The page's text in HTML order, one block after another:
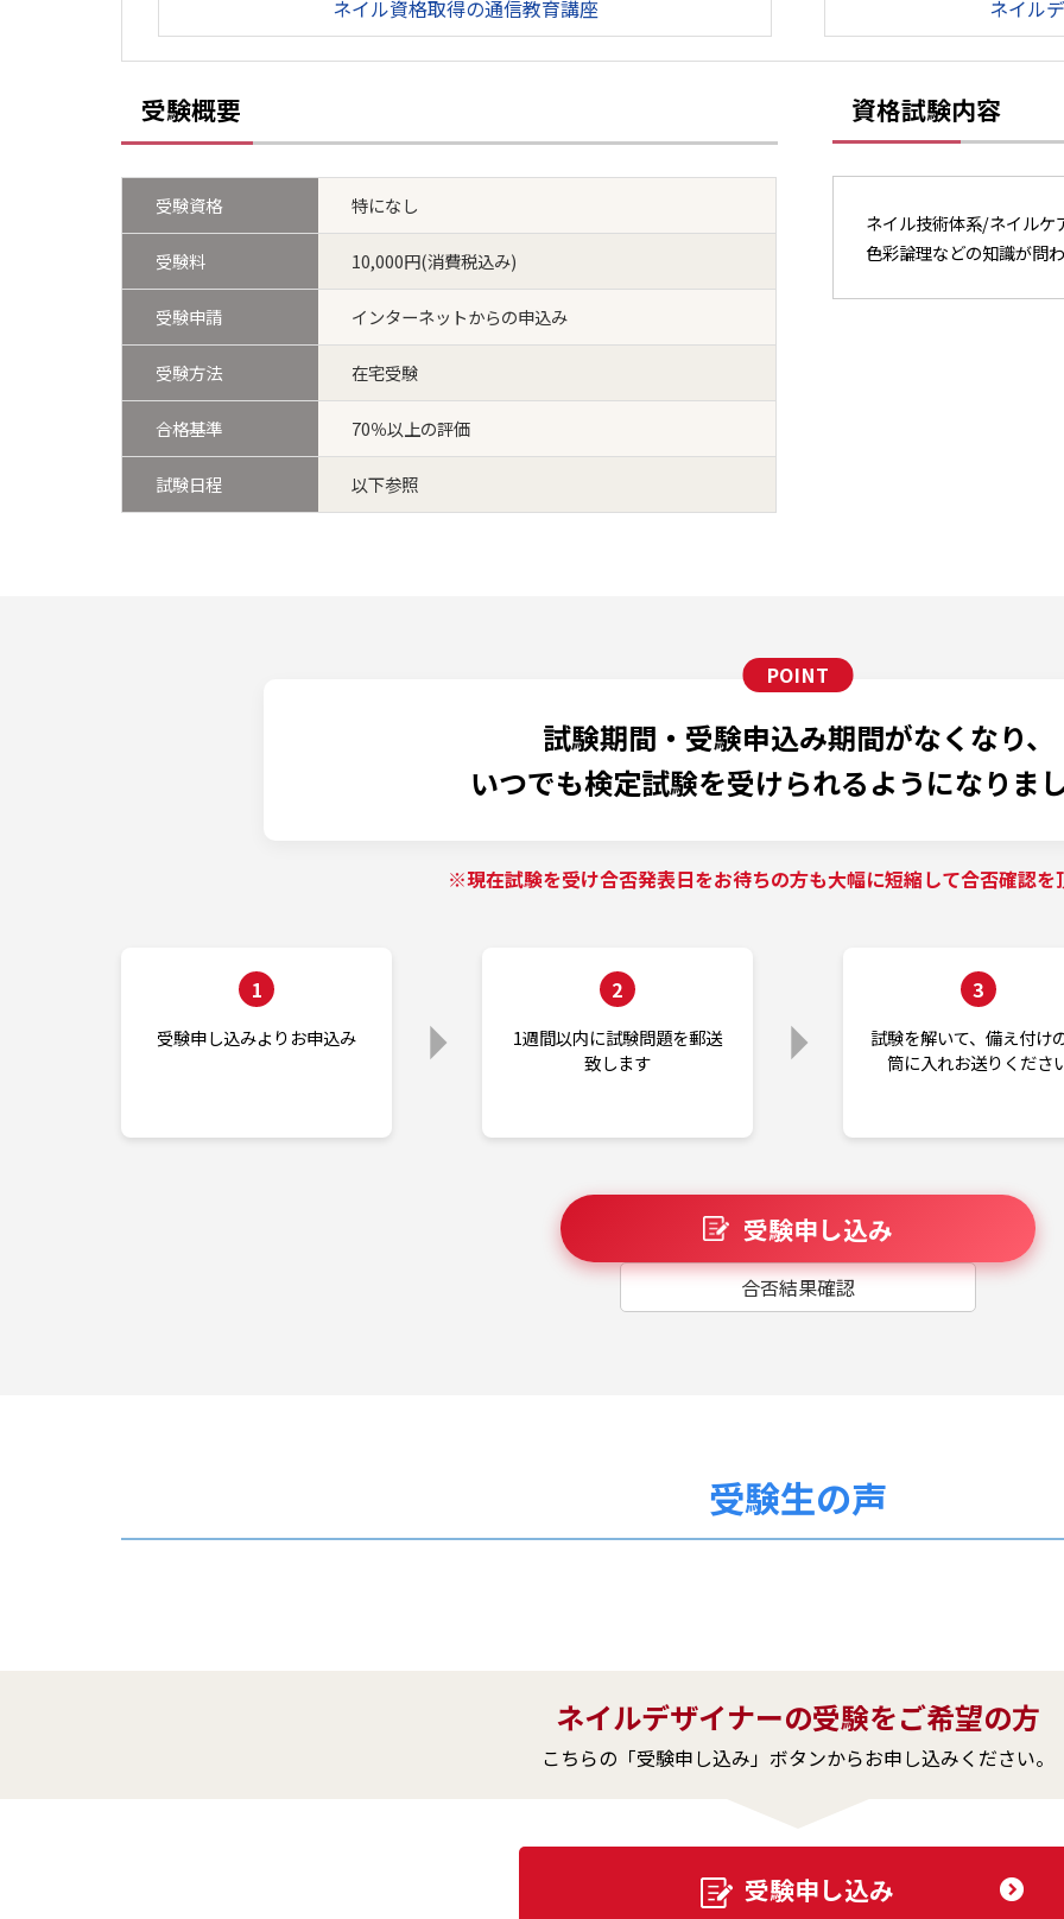
ネイル資格取得の通信教育講座
ネイル
受験概要
受験資格 特になし
受験料 10,000円(消費税込み)
受験申請 インターネットからの申込み
受験方法 在宅受験
合格基準 70％以上の評価
試験日程 以下参照
資格試験内容
ネイル技術体系/ネイル
色彩論理などの知識が問
試験期間・受験申込み期間がなくなり、
いつでも検定試験を受けられるようになりま
※現在試験を受け合否発表日をお待ちの方も大幅に短縮して合否確認を
1
受験申し込みよりお申込み
2
1週間以内に試験問題を郵送
致します
3
試験を解いて、備え付け
筒に入れお送りくださ
受験申し込み
合否結果確認
受験生の声
ネイルデザイナーの受験をご希望の方
こちらの「受験申し込み」ボタンからお申し込みください。
受験申し込み